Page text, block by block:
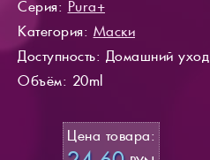
Серия: Pura+
Категория: Маски
Доступность: Домашний уход
Объём: 20ml
Цена товара: